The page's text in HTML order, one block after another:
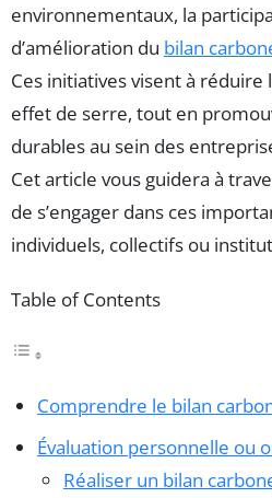
environnementaux, la
d’amélioration du bilan
Ces initiatives visent à réduire
effet de serre, tout en
durables au sein des
Cet article vous guidera à
de s’engager dans ces
individuels, collectifs ou
Table of Contents
Comprendre le bilan
Évaluation personnelle ou
Réaliser un bilan